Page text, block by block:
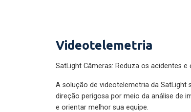
Videotelemetria
SatLight Câmeras: Reduza os acidentes
A solução de videotelemetria da
direção perigosa por meio da análise de
e orientar melhor sua equipe.